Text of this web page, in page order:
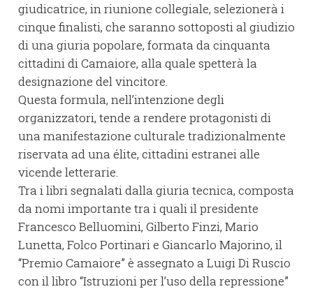
giudicatrice, in riunione collegiale, selezionerà i
cinque finalisti, che saranno sottoposti al giudizio
di una giuria popolare, formata da cinquanta
cittadini di Camaiore, alla quale spetterà la
designazione del vincitore.
Questa formula, nell’intenzione degli
organizzatori, tende a rendere protagonisti di
una manifestazione culturale tradizionalmente
riservata ad una élite, cittadini estranei alle
vicende letterarie.
Tra i libri segnalati dalla giuria tecnica, composta
da nomi importante tra i quali il presidente
Francesco Belluomini, Gilberto Finzi, Mario
Lunetta, Folco Portinari e Giancarlo Majorino, il
“Premio Camaiore” è assegnato a Luigi Di Ruscio
con il libro “Istruzioni per l’uso della repressione”